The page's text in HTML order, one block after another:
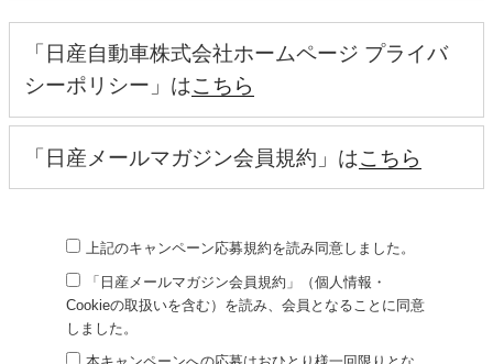
ただいた方の中から5,000名さまに10万円
※おクルマ1台のご購入につき、購入資金プレゼントキャンペーンでの
購入資金30万円、試乗キャンペーンでの購入資金10万円それぞれ1回ず
つまでのご利用に限ります。
ルークス、日産リーフ、エクストレイル、セレナ、日産アリア、
日（水）までに車両登録いただいた方。
いただけます。
※応募時にお選びいただいた希望車種によって、当選確率が変動するこ
とはございません。
「日産自動車株式会社ホームページ プライバ
シーポリシー」はこちら
「日産メールマガジン会員規約」はこちら
上記のキャンペーン応募規約を読み同意しました。
「日産メールマガジン会員規約」（個人情報・
Cookieの取扱いを含む）を読み、会員となることに同意
しました。